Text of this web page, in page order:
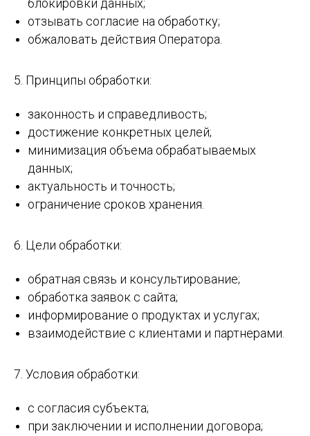
блокировки данных;
отзывать согласие на обработку;
обжаловать действия Оператора.
5. Принципы обработки:
законность и справедливость;
достижение конкретных целей;
минимизация объема обрабатываемых
данных;
актуальность и точность;
ограничение сроков хранения.
6. Цели обработки:
обратная связь и консультирование;
обработка заявок с сайта;
информирование о продуктах и услугах;
взаимодействие с клиентами и партнерами.
7. Условия обработки:
с согласия субъекта;
при заключении и исполнении договора;